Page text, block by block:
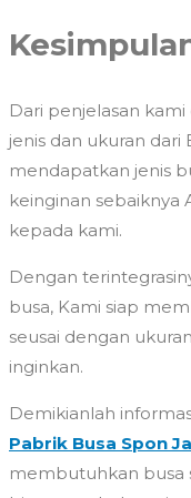
Dari penjelasan
jenis dan ukuran dari
mendapatkan jenis
keinginan sebaiknya
kepada kami.
Dengan
busa, Kami siap
seusai dengan
inginkan.
Demikianlah
Pabrik Busa Spon
membutuhkan busa